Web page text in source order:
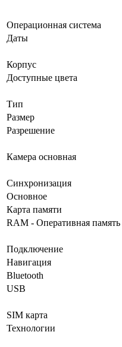
Операционная система
Даты
Корпус
Доступные цвета
Тип
Размер
Разрешение
Камера основная
Синхронизация
Основное
Карта памяти
RAM - Оперативная память
Подключение
Навигация
Bluetooth
USB
SIM карта
Технологии